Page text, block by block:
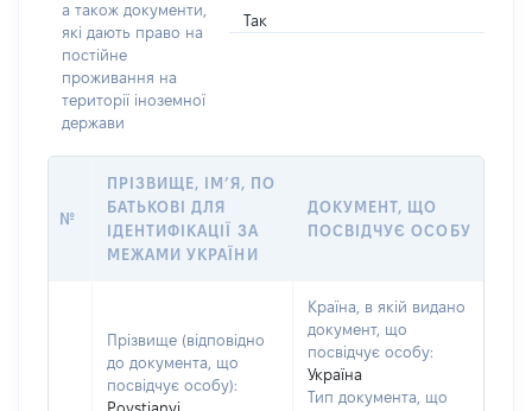
а також документи,
які дають право на
постійне
проживання на
території іноземної
держави
Так
№
ПРІЗВИЩЕ, ІМ’Я, ПО
БАТЬКОВІ ДЛЯ
ІДЕНТИФІКАЦІЇ ЗА
МЕЖАМИ УКРАЇНИ
ДОКУМЕНТ, ЩО
ПОСВІДЧУЄ ОСОБУ
Прізвище (відповідно
до документа, що
посвідчує особу):
Povstianyi
Країна, в якій видано
документ, що
посвідчує особу:
Україна
Тип документа, що